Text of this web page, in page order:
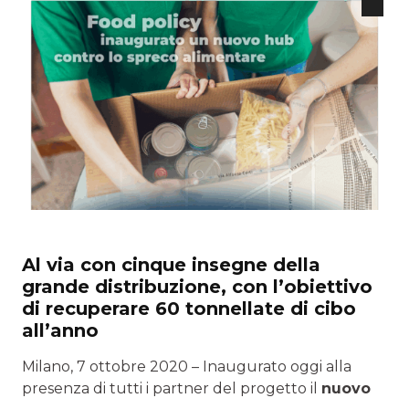
Al via con cinque insegne della
grande distribuzione, con l’obiettivo
di recuperare 60 tonnellate di cibo
all’anno
Milano, 7 ottobre 2020 – Inaugurato oggi alla
presenza di tutti i partner del progetto il nuovo